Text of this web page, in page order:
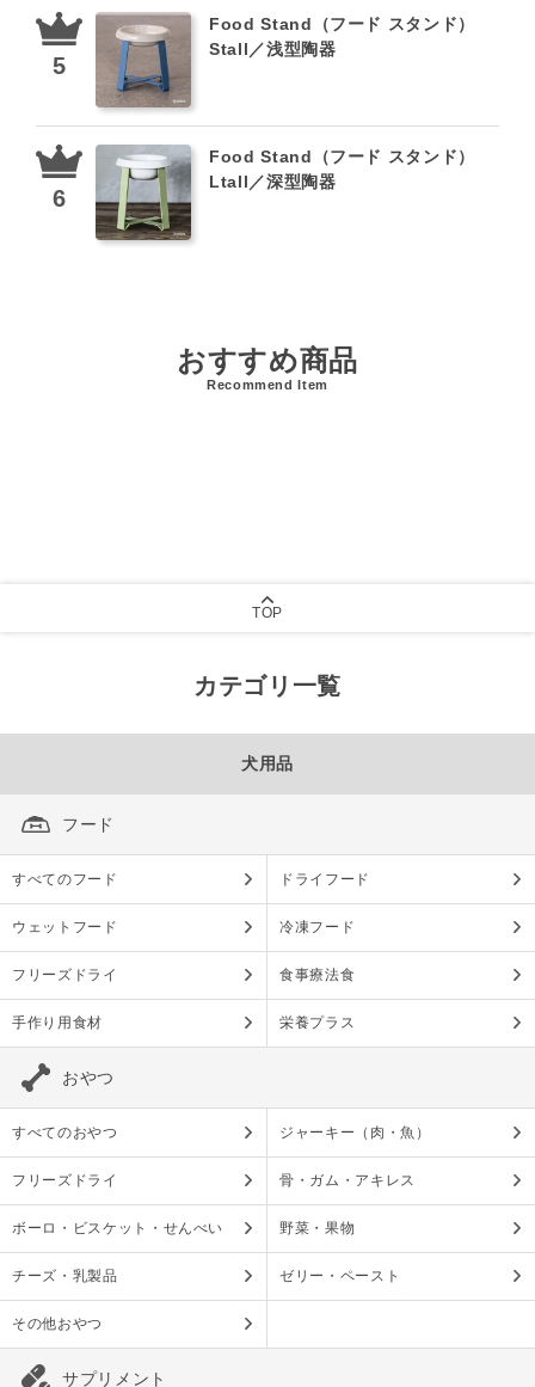
Food Stand（フード スタンド）
Stall／浅型陶器
Food Stand（フード スタンド）
Ltall／深型陶器
おすすめ商品
Recommend Item
TOP
カテゴリ一覧
犬用品
フード
すべてのフード ドライフード
ウェットフード 冷凍フード
フリーズドライ 食事療法食
手作り用食材 栄養プラス
おやつ
すべてのおやつ ジャーキー（肉・魚）
フリーズドライ 骨・ガム・アキレス
ボーロ・ビスケット・せんべい 野菜・果物
チーズ・乳製品 ゼリー・ペースト
その他おやつ
サプリメント